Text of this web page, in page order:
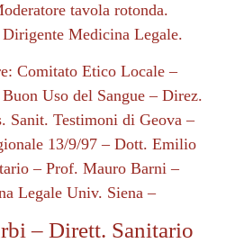
tavola rotonda.
Medicina Legale.
Comitato Etico Locale –
Uso del Sangue – Direz.
Sanit. Testimoni di Geova –
13/9/97 – Dott. Emilio
– Prof. Mauro Barni –
Legale Univ. Siena –
– Dirett. Sanitario